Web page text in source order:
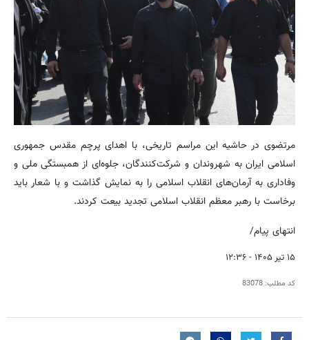
مرتضوی در حاشیه این مراسم تاریخی، با اهدای پرچم مقدس جمهوری
اسلامی ایران به شهروندان و شرکت‌کنندگان، جلوه‌ای از همبستگی ملی و
وفاداری به آرمان‌های انقلاب اسلامی را به نمایش گذاشت و با شعار باید
برخاست با رهبر معظم انقلاب اسلامی تجدید بیعت کردند.
انتهای پیام/
۱۵ تیر ۱۴۰۵ - ۱۲:۳۶
کد مطلب: 83078